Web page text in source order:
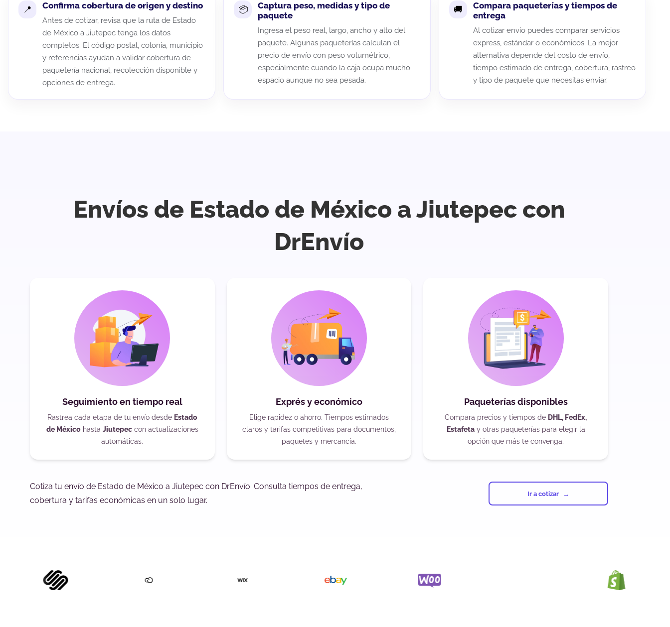
Confirma cobertura de origen y destino
Antes de cotizar, revisa que la ruta de Estado
de México a Jiutepec tenga los datos
completos. El código postal, colonia, municipio
y referencias ayudan a validar cobertura de
paquetería nacional, recolección disponible y
opciones de entrega.
Captura peso, medidas y tipo de
paquete
Ingresa el peso real, largo, ancho y alto del
paquete. Algunas paqueterías calculan el
precio de envío con peso volumétrico,
especialmente cuando la caja ocupa mucho
espacio aunque no sea pesada.
Compara paqueterías y tiempos de
entrega
Al cotizar envío puedes comparar servicios
express, estándar o económicos. La mejor
alternativa depende del costo de envío,
tiempo estimado de entrega, cobertura, rastreo
y tipo de paquete que necesitas enviar.
Envíos de Estado de México a Jiutepec con
DrEnvío
Seguimiento en tiempo real
Rastrea cada etapa de tu envío desde Estado
de Méxicohasta Jiutepeccon actualizaciones
automáticas.
Exprés y económico
Elige rapidez o ahorro. Tiempos estimados
claros y tarifas competitivas para documentos,
paquetes y mercancía.
Paqueterías disponibles
Compara precios y tiempos de DHL, FedEx,
Estafetay otras paqueterías para elegir la
opción que más te convenga.
Cotiza tu envío de Estado de México a Jiutepec con DrEnvío. Consulta tiempos de entrega,
cobertura y tarifas económicas en un solo lugar.
Ir a cotizar